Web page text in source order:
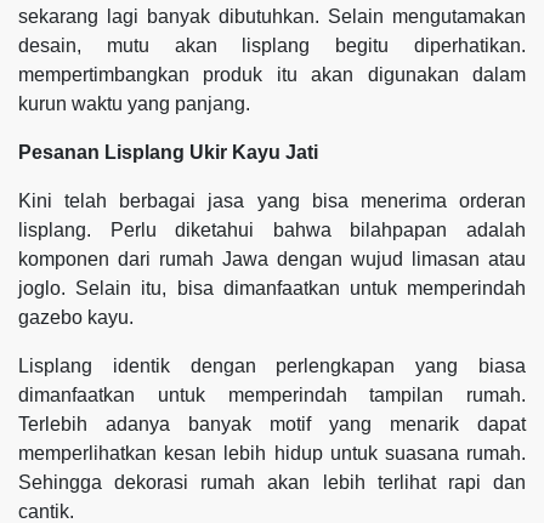
sekarang lagi banyak dibutuhkan. Selain mengutamakan
desain, mutu akan lisplang begitu diperhatikan.
mempertimbangkan produk itu akan digunakan dalam
kurun waktu yang panjang.
Pesanan Lisplang Ukir Kayu Jati
Kini telah berbagai jasa yang bisa menerima orderan
lisplang. Perlu diketahui bahwa bilahpapan adalah
komponen dari rumah Jawa dengan wujud limasan atau
joglo. Selain itu, bisa dimanfaatkan untuk memperindah
gazebo kayu.
Lisplang identik dengan perlengkapan yang biasa
dimanfaatkan untuk memperindah tampilan rumah.
Terlebih adanya banyak motif yang menarik dapat
memperlihatkan kesan lebih hidup untuk suasana rumah.
Sehingga dekorasi rumah akan lebih terlihat rapi dan
cantik.